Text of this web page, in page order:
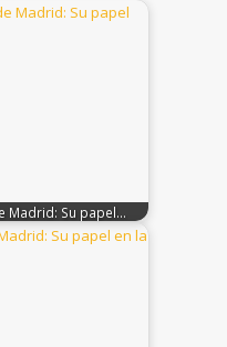
Madrid: Su papel…